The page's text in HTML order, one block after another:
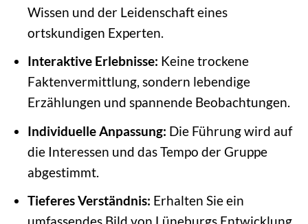
Wissen und der Leidenschaft eines
ortskundigen Experten.
Interaktive Erlebnisse: Keine trockene
Faktenvermittlung, sondern lebendige
Erzählungen und spannende Beobachtungen.
Individuelle Anpassung: Die Führung wird auf
die Interessen und das Tempo der Gruppe
abgestimmt.
Tieferes Verständnis: Erhalten Sie ein